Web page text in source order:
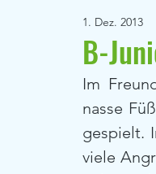
B-
1. Dez. 2013
Im
nasse
gespielt.
viele